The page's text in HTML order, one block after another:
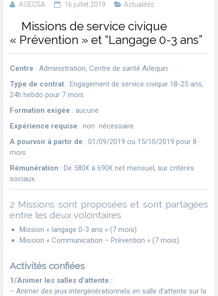
AGECSA 16 juillet 2019 Actualités
Missions de service civique
« Prévention » et “Langage 0-3 ans”
Centre : Administration, Centre de santé Arlequin
Type de contrat: Engagement de service civique 18-25 ans,
24h hebdo pour 7 mois.
Formation exigée : aucune
Expérience requise : non nécessaire
A pourvoir à partir de : 01/09/2019 ou 15/10/2019 pour 8
mois
Rémunération : De 580€ à 690€ net mensuel, sur critères
sociaux.
2 Missions sont proposées et sont partagées
entre les deux volontaires
Mission « langage 0-3 ans » (7 mois)
Mission « Communication – Prévention » (7 mois)
Activités confiées
1/Animer les salles d’attente :
– Animer des jeux intergénérationnels en salle d’attente sur la